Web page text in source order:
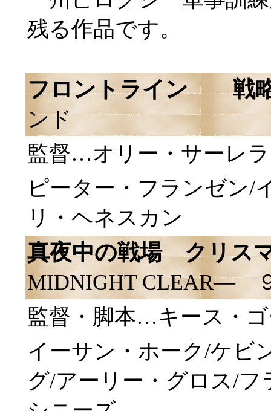
残る作品です。
フロントライン 戦
ンド
監督…オリー・サーレラ
ピーター・フランゼン/
リ・ヘネスカン
真夜中の戦場 クリス
MIDNIGHT CLEAR―
監督・脚本…キース・
イーサン・ホーク/ケビ
グ/アーリー・グロス/